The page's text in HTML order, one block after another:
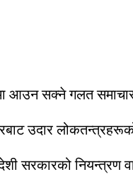
आउन सक्ने गलत
उदार लोकतन्त्रहरूको
सरकारको